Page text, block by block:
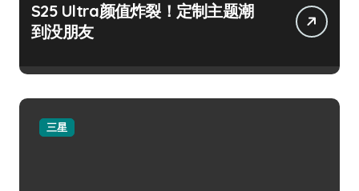
S25 Ultra颜值炸裂！定制主题潮
到没朋友
三星